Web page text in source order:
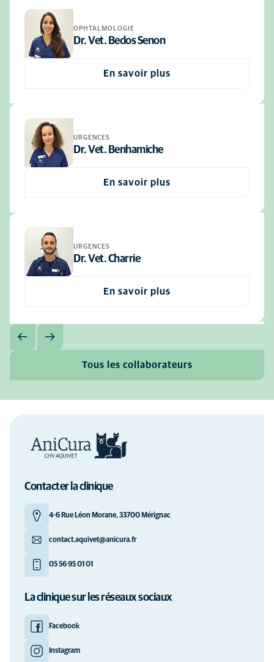
OPHTALMOLOGIE
Dr. Vet. Bedos Senon
En savoir plus
URGENCES
Dr. Vet. Benhamiche
En savoir plus
URGENCES
Dr. Vet. Charrie
En savoir plus
Tous les collaborateurs
Contacter la clinique
4-6 Rue Léon Morane, 33700 Mérignac
contact.aquivet@anicura.fr
05 56 95 01 01
La clinique sur les réseaux sociaux
Facebook
Instagram